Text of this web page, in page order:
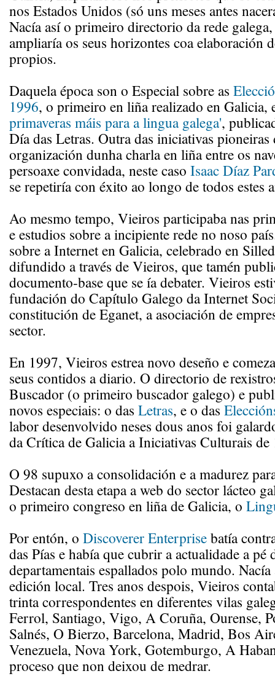
nos Estados Unidos (só uns meses antes
Nacía así o primeiro directorio da rede
ampliaría os seus horizontes coa elaboración
propios.
Daquela época son o Especial sobre as
1996, o primeiro en liña realizado en Galicia,
primaveras máis para a lingua galega',
Día das Letras. Outra das iniciativas
organización dunha charla en liña entre os
persoaxe convidada, neste caso Isaac Díaz
se repetiría con éxito ao longo de todos estes
Ao mesmo tempo, Vieiros participaba nas
e estudios sobre a incipiente rede no noso
sobre a Internet en Galicia, celebrado en
difundido a través de Vieiros, que tamén
documento-base que se ía debater. Vieiros
fundación do Capítulo Galego da Internet
constitución de Eganet, a asociación de
sector.
En 1997, Vieiros estrea novo deseño e
seus contidos a diario. O directorio de
Buscador (o primeiro buscador galego) e
novos especiais: o das Letras, e o das
labor desenvolvido neses dous anos foi
da Crítica de Galicia a Iniciativas Culturais de
O 98 supuxo a consolidación e a madurez
Destacan desta etapa a web do sector lácteo
o primeiro congreso en liña de Galicia, o
Por entón, o Discoverer Enterprisebatía
das Pías e había que cubrir a actualidade a pé
departamentais espallados polo mundo.
edición local. Tres anos despois, Vieiros
trinta correspondentes en diferentes vilas
Ferrol, Santiago, Vigo, A Coruña, Ourense,
Salnés, O Bierzo, Barcelona, Madrid, Bos
Venezuela, Nova York, Gotemburgo, A
proceso que non deixou de medrar.